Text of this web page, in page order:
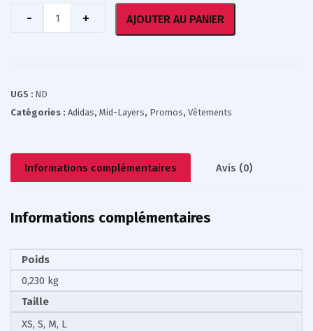
AJOUTER AU PANIER
UGS : ND
Catégories : Adidas, Mid-Layers, Promos, Vêtements
Informations complémentaires Avis (0)
Informations complémentaires
Poids
0,230 kg
Taille
XS, S, M, L